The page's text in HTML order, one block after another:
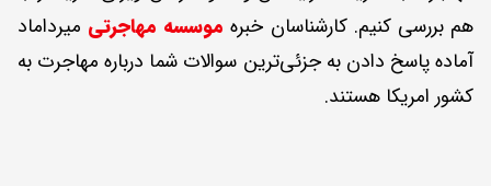
هم بررسی کنیم. کارشناسان خبره موسسه مهاجرتی میرداماد
آماده پاسخ دادن به جزئی‌ترین سوالات شما درباره مهاجرت به
کشور امریکا هستند.